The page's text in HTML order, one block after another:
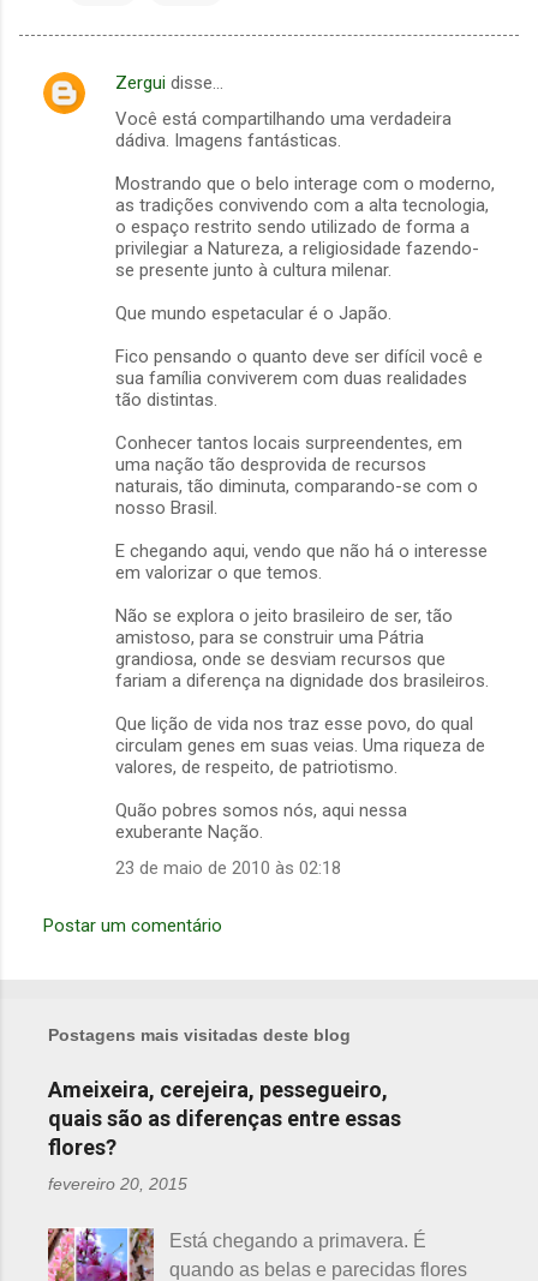
C
Zergui disse…
Você está compartilhando uma verdadeira
dádiva. Imagens fantásticas.
Mostrando que o belo interage com o moderno,
as tradições convivendo com a alta tecnologia,
o espaço restrito sendo utilizado de forma a
privilegiar a Natureza, a religiosidade fazendo-
se presente junto à cultura milenar.
Que mundo espetacular é o Japão.
Fico pensando o quanto deve ser difícil você e
sua família conviverem com duas realidades
tão distintas.
Conhecer tantos locais surpreendentes, em
uma nação tão desprovida de recursos
naturais, tão diminuta, comparando-se com o
nosso Brasil.
E chegando aqui, vendo que não há o interesse
em valorizar o que temos.
Não se explora o jeito brasileiro de ser, tão
amistoso, para se construir uma Pátria
grandiosa, onde se desviam recursos que
fariam a diferença na dignidade dos brasileiros.
Que lição de vida nos traz esse povo, do qual
circulam genes em suas veias. Uma riqueza de
valores, de respeito, de patriotismo.
Quão pobres somos nós, aqui nessa
exuberante Nação.
23 de maio de 2010 às 02:18
Postar um comentário
Postagens mais visitadas deste blog
Ameixeira, cerejeira, pessegueiro,
quais são as diferenças entre essas
flores?
fevereiro 20, 2015
Está chegando a primavera. É
quando as belas e parecidas flores